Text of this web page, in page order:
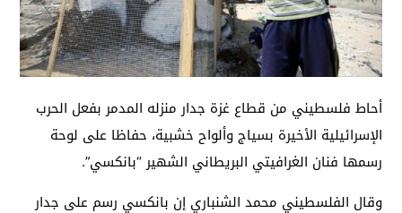
أحاط فلسطيني من قطاع غزة جدار منزله المدمر بفعل الحرب
الإسرائيلية الأخيرة بسياج وألواح خشبية، حفاظا على لوحة
رسمها فنان الغرافيتي البريطاني الشهير “بانكسي”.
وقال الفلسطيني محمد الشنباري إن بانكسي رسم على جدار